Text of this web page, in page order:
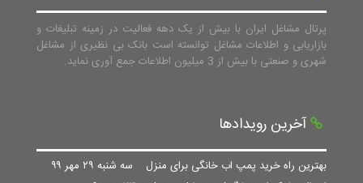
پرتال مشاغل ایران با بیش از یک دهه فعالیت در زمینه تبلیغات و
بازاریابی و اطلاعات مشاغل توانسته است بانک بی نظیری از مشاغل
شهری و صنعتی با بیش از 3 میلیون اطلاعات جمع آوری نماید.
آخرین رویدادها
بهترین راه خرید پمپ اب خانگی برای منزل سه شنبه ۲۹ مهر ۹۹